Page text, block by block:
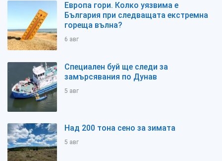
Европа гори. Колко уязвима е
България при следващата екстремна
гореща вълна?
6 авг
Специален буй ще следи за
замърсявания по Дунав
5 авг
Над 200 тона сено за зимата
5 авг